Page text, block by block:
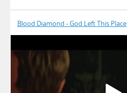
Blood Diamond - God Left This Place